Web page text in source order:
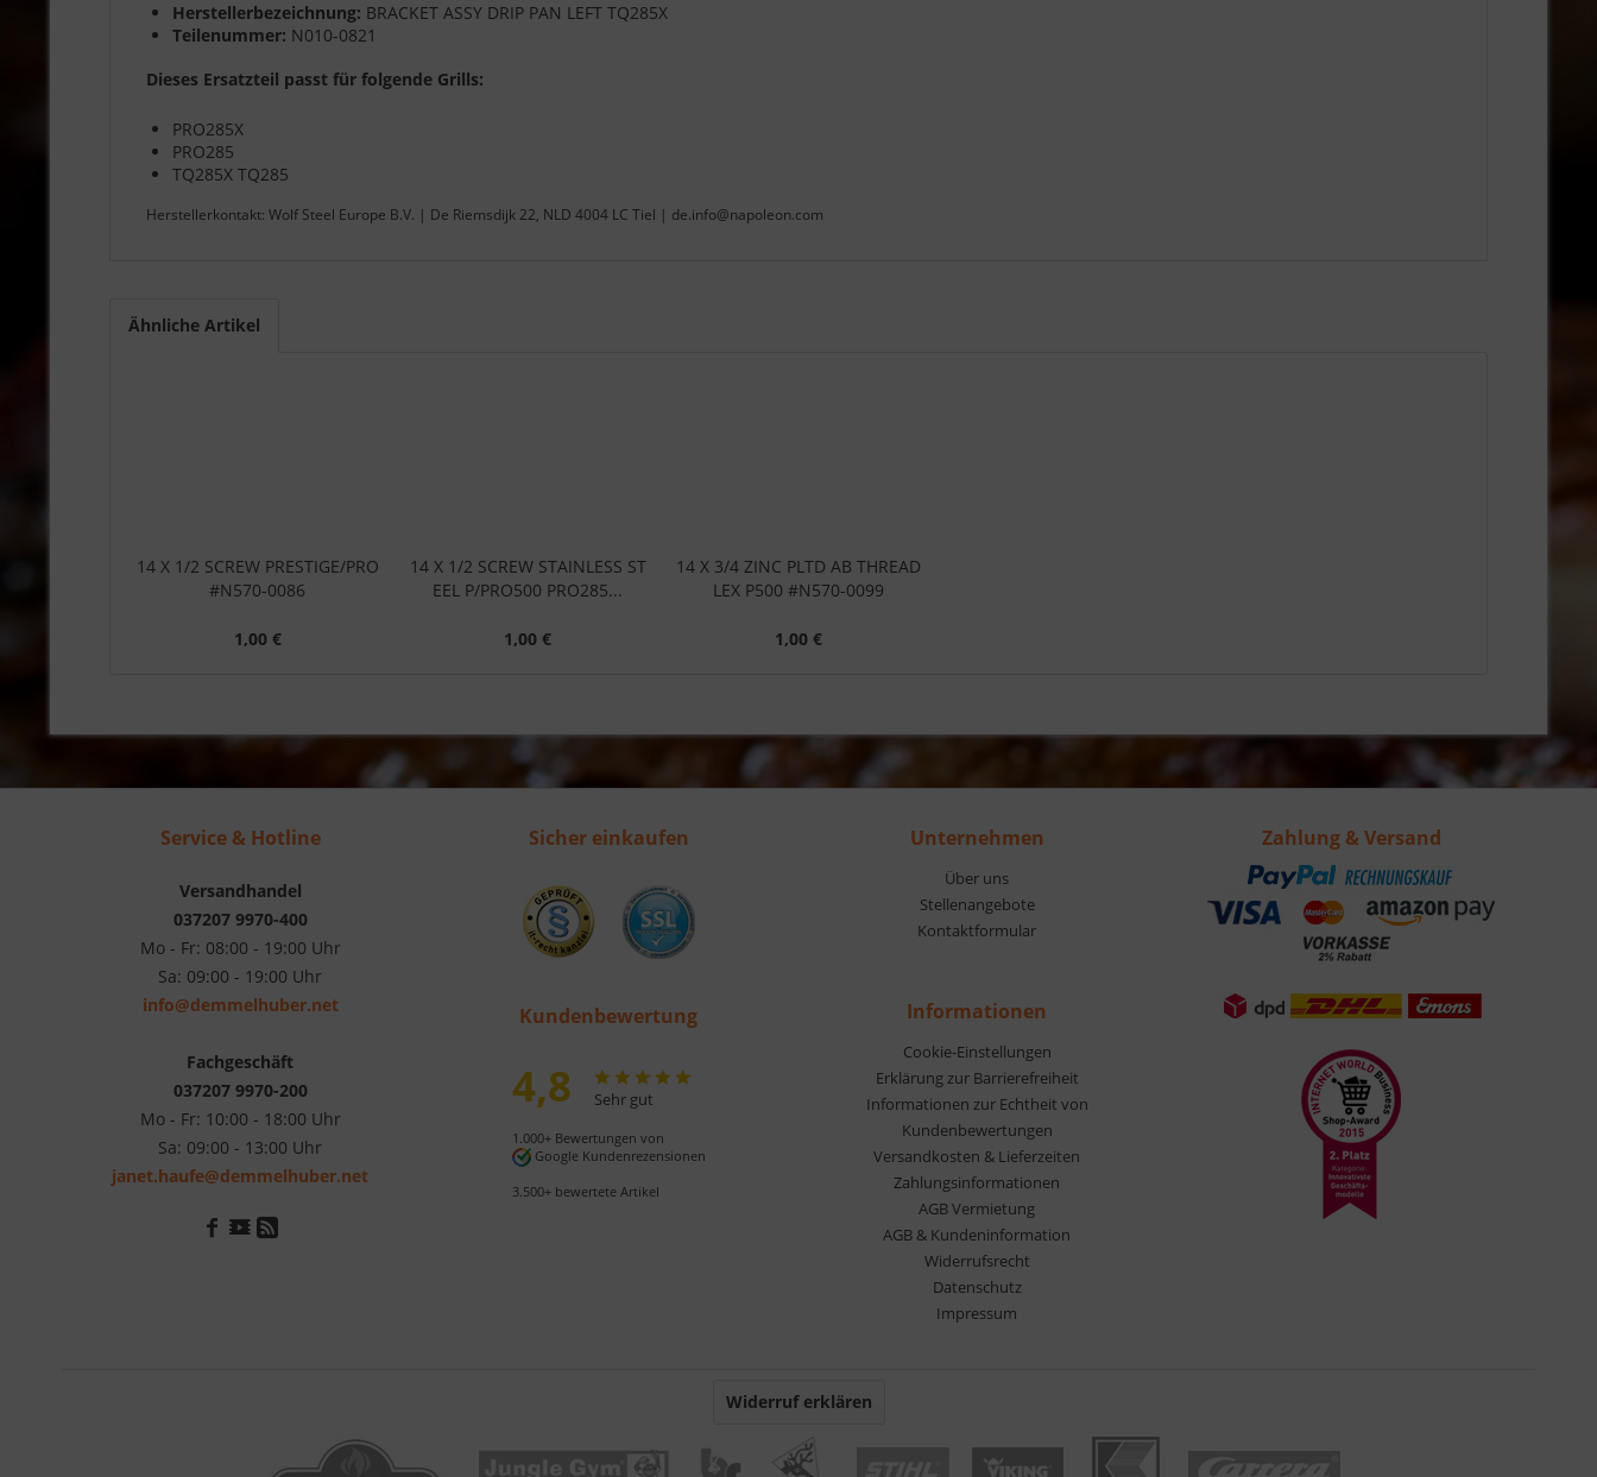
Herstellerbezeichnung: BRACKET ASSY DRIP PAN LEFT TQ285X
Teilenummer: N010-0821
Dieses Ersatzteil passt für folgende Grills:
PRO285X
PRO285
TQ285X TQ285
Herstellerkontakt: Wolf Steel Europe B.V. | De Riemsdijk 22, NLD 4004 LC Tiel | de.info@napoleon.com
Ähnliche Artikel
14 X 1/2 SCREW PRESTIGE/PRO
#N570-0086
1,00 €
14 X 1/2 SCREW STAINLESS ST
EEL P/PRO500 PRO285...
1,00 €
14 X 3/4 ZINC PLTD AB THREAD
LEX P500 #N570-0099
1,00 €
Service & Hotline
Versandhandel
037207 9970-400
Mo - Fr: 08:00 - 19:00 Uhr
Sa: 09:00 - 19:00 Uhr
info@demmelhuber.net
Fachgeschäft
037207 9970-200
Mo - Fr: 10:00 - 18:00 Uhr
Sa: 09:00 - 13:00 Uhr
janet.haufe@demmelhuber.net
Sicher einkaufen
Kundenbewertung
4,8 Sehr gut
1.000+ Bewertungen von
Google Kundenrezensionen
3.500+ bewertete Artikel
Unternehmen
Über uns
Stellenangebote
Kontaktformular
Informationen
Cookie-Einstellungen
Erklärung zur Barrierefreiheit
Informationen zur Echtheit von
Kundenbewertungen
Versandkosten & Lieferzeiten
Zahlungsinformationen
AGB Vermietung
AGB & Kundeninformation
Widerrufsrecht
Datenschutz
Impressum
Zahlung & Versand
Widerruf erklären